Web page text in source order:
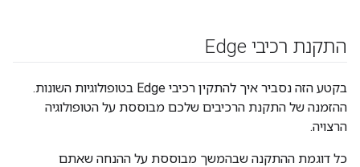
התקנת רכיבי Edge
בקטע הזה נסביר איך להתקין רכיבי Edge בטופולוגיות השונות.
ההזמנה של התקנת הרכיבים שלכם מבוססת על הטופולוגיה
הרצויה.
כל דוגמת ההתקנה שבהמשך מבוססת על ההנחה שאתם